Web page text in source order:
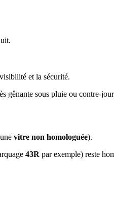
et la sécurité.
gênante sous pluie ou contre-
vitre non homologuée).
43R par exemple) reste